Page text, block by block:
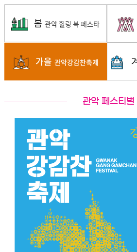
봄 관악 힐링 북 페스타
가을 관악강감찬축제
관악 페스티벌